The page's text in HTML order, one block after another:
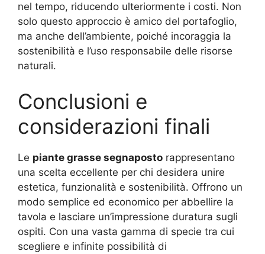
nel tempo, riducendo ulteriormente i costi. Non
solo questo approccio è amico del portafoglio,
ma anche dell’ambiente, poiché incoraggia la
sostenibilità e l’uso responsabile delle risorse
naturali.
Conclusioni e
considerazioni finali
Le piante grasse segnaposto rappresentano
una scelta eccellente per chi desidera unire
estetica, funzionalità e sostenibilità. Offrono un
modo semplice ed economico per abbellire la
tavola e lasciare un’impressione duratura sugli
ospiti. Con una vasta gamma di specie tra cui
scegliere e infinite possibilità di